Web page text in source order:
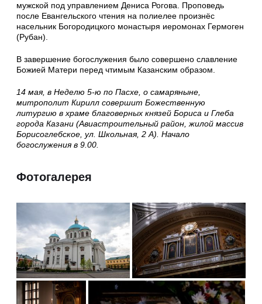
мужской под управлением Дениса Рогова. Проповедь
после Евангельского чтения на полиелее произнёс
насельник Богородицкого монастыря иеромонах Гермоген
(Рубан).
В завершение богослужения было совершено славление
Божией Матери перед чтимым Казанским образом.
14 мая, в Неделю 5-ю по Пасхе, о самаряныне,
митрополит Кирилл совершит Божественную
литургию в храме благоверных князей Бориса и Глеба
города Казани (Авиастроительный район, жилой массив
Борисоглебское, ул. Школьная, 2 А). Начало
богослужения в 9.00.
Фотогалерея